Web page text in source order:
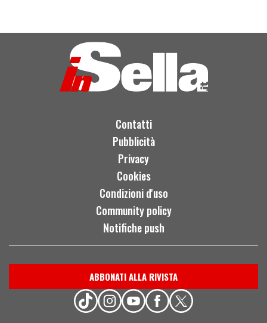
Contatti
Pubblicità
Privacy
Cookies
Condizioni d'uso
Community policy
Notifiche push
ABBONATI ALLA RIVISTA